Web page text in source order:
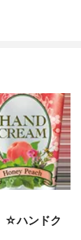
☆ハンドク